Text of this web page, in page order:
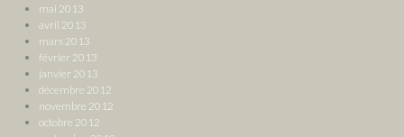
mai 2013
avril 2013
mars 2013
février 2013
janvier 2013
décembre 2012
novembre 2012
octobre 2012